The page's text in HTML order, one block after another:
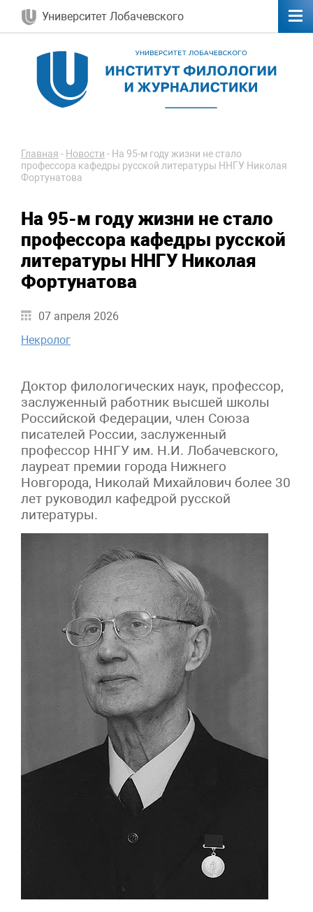
Университет Лобачевского
Главная - Новости - На 95-м году жизни не стало
профессора кафедры русской литературы ННГУ Николая
Фортунатова
На 95-м году жизни не стало
профессора кафедры русской
литературы ННГУ Николая
Фортунатова
07 апреля 2026
Некролог
Доктор филологических наук, профессор,
заслуженный работник высшей школы
Российской Федерации, член Союза
писателей России, заслуженный
профессор ННГУ им. Н.И. Лобачевского,
лауреат премии города Нижнего
Новгорода, Николай Михайлович более 30
лет руководил кафедрой русской
литературы.